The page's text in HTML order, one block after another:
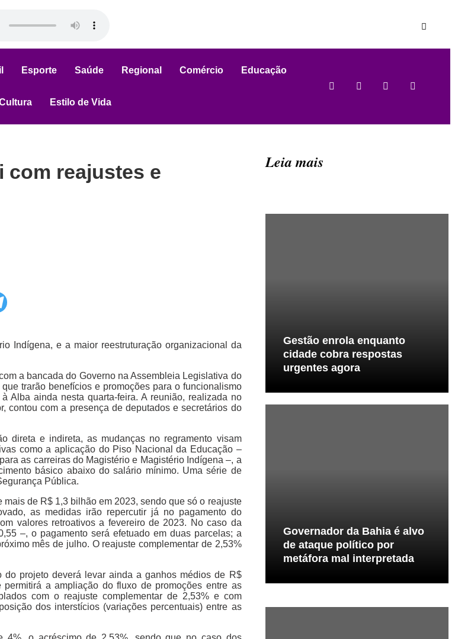
Esporte Saúde Regional Comércio Educação
Estilo de Vida
com reajustes e
Indígena, e a maior reestruturação organizacional da
a bancada do Governo na Assembleia Legislativa do
trarão benefícios e promoções para o funcionalismo
Alba ainda nesta quarta-feira. A reunião, realizada no
contou com a presença de deputados e secretários do
direta e indireta, as mudanças no regramento visam
como a aplicação do Piso Nacional da Educação –
as carreiras do Magistério e Magistério Indígena –, a
básico abaixo do salário mínimo. Uma série de
Pública.
de R$ 1,3 bilhão em 2023, sendo que só o reajuste
as medidas irão repercutir já no pagamento do
valores retroativos a fevereiro de 2023. No caso da
–, o pagamento será efetuado em duas parcelas; a
mês de julho. O reajuste complementar de 2,53%
projeto deverá levar ainda a ganhos médios de R$
a ampliação do fluxo de promoções entre as
com o reajuste complementar de 2,53% e com
dos interstícios (variações percentuais) entre as
Leia mais
Gestão enrola enquanto
cidade cobra respostas
urgentes agora
Governador da Bahia é alvo
de ataque político por
metáfora mal interpretada